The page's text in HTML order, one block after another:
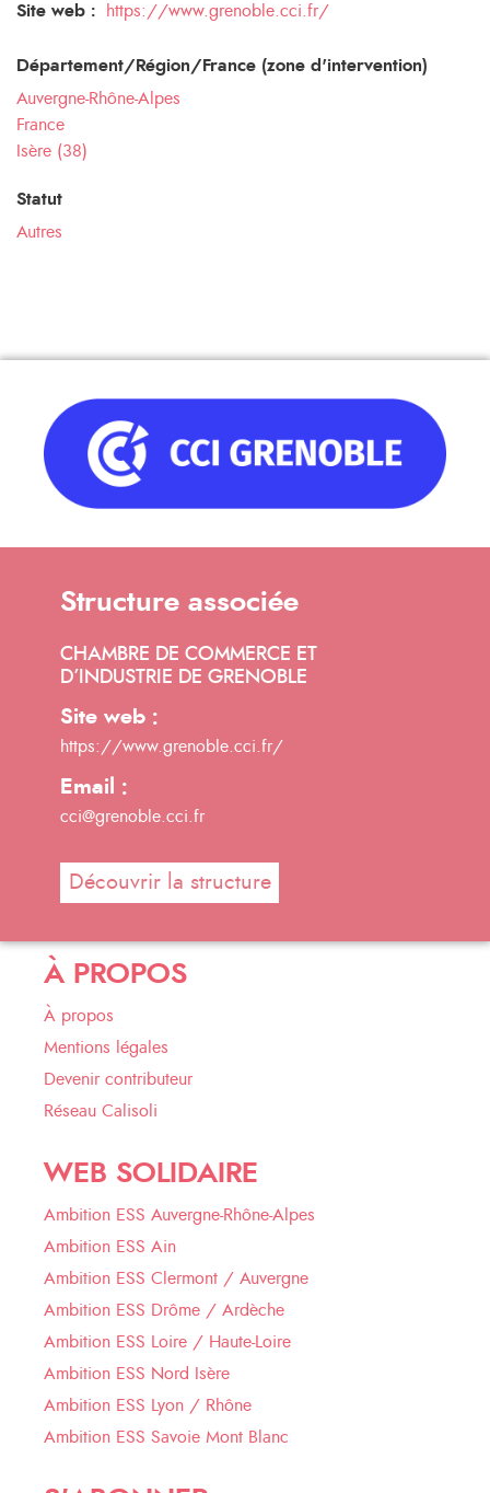
Site web : https://www.grenoble.cci.fr/
Département/Région/France (zone d'intervention)
Auvergne-Rhône-Alpes
France
Isère (38)
Statut
Autres
Structure associée
CHAMBRE DE COMMERCE ET
D’INDUSTRIE DE GRENOBLE
Site web :
https://www.grenoble.cci.fr/
Email :
cci@grenoble.cci.fr
Découvrir la structure
À PROPOS
À propos
Mentions légales
Devenir contributeur
Réseau Calisoli
WEB SOLIDAIRE
Ambition ESS Auvergne-Rhône-Alpes
Ambition ESS Ain
Ambition ESS Clermont / Auvergne
Ambition ESS Drôme / Ardèche
Ambition ESS Loire / Haute-Loire
Ambition ESS Nord Isère
Ambition ESS Lyon / Rhône
Ambition ESS Savoie Mont Blanc